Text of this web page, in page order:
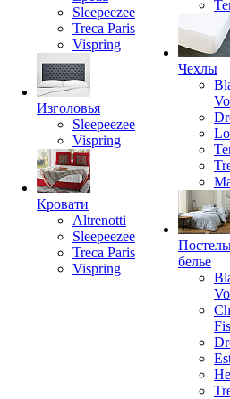
Sleepeezee
Treca Paris
Vispring
Изголовья
Sleepeezee
Vispring
Кровати
Altrenotti
Sleepeezee
Treca Paris
Vispring
Чехлы
белье